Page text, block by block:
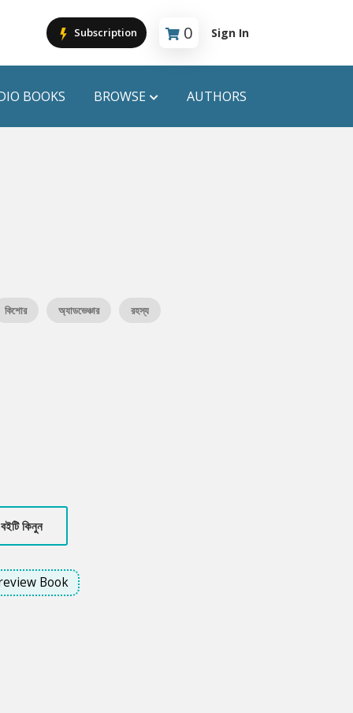
Subscription 0
Cart is empty
Sign In
BOOKS BROWSE AUTHORS
কিশোর অ্যাডভেঞ্চার রহস্য
বইটি কিনুন
Book